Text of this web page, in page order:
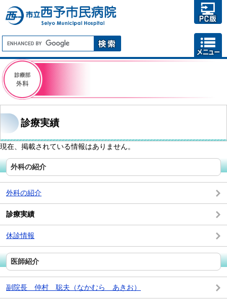
診療実績
現在、掲載されている情報はありません。
外科の紹介
外科の紹介
診療実績
休診情報
医師紹介
副院長 仲村 聡夫（なかむら あきお）